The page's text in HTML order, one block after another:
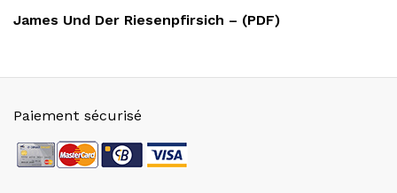
Post
James Und Der Riesenpfirsich – (PDF)
Paiement sécurisé